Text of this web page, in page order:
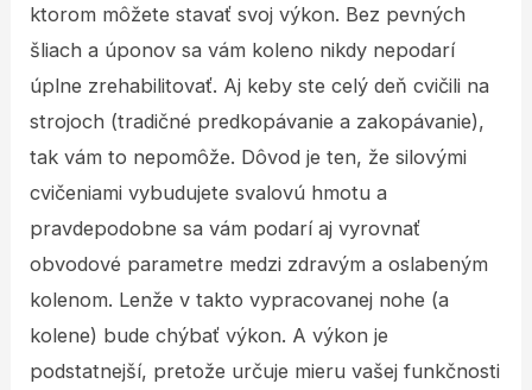
ktorom môžete stavať svoj výkon. Bez pevných
šliach a úponov sa vám koleno nikdy nepodarí
úplne zrehabilitovať. Aj keby ste celý deň cvičili na
strojoch (tradičné predkopávanie a zakopávanie),
tak vám to nepomôže. Dôvod je ten, že silovými
cvičeniami vybudujete svalovú hmotu a
pravdepodobne sa vám podarí aj vyrovnať
obvodové parametre medzi zdravým a oslabeným
kolenom. Lenže v takto vypracovanej nohe (a
kolene) bude chýbať výkon. A výkon je
podstatnejší, pretože určuje mieru vašej funkčnosti